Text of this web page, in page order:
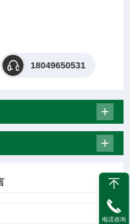
0.8ml使溶解，用氨试液调节至
18049650531
电话咨询